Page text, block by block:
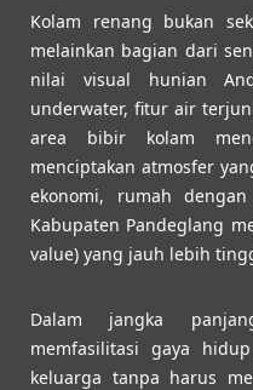
Kolam renang bukan
melainkan bagian dari
nilai visual hunian
underwater, fitur air
area bibir kolam
menciptakan atmosfer
ekonomi, rumah
Kabupaten Pandeglang
value) yang jauh lebih
Dalam jangka
memfasilitasi gaya
keluarga tanpa harus